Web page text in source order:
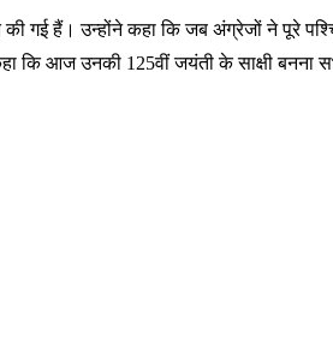
गई हैं। उन्होंने कहा कि जब अंग्रेजों ने पूरे
कि आज उनकी 125वीं जयंती के साक्षी बनना